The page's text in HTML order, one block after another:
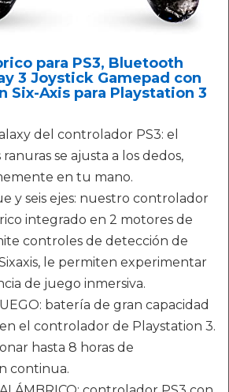
para PS3, Bluetooth
3 Joystick Gamepad con
Six-Axis para Playstation 3
del controlador PS3: el
se ajusta a los dedos,
en tu mano.
y seis ejes: nuestro controlador
integrado en 2 motores de
controles de detección de
le permiten experimentar
de juego inmersiva.
batería de gran capacidad
el controlador de Playstation 3.
hasta 8 horas de
continua.